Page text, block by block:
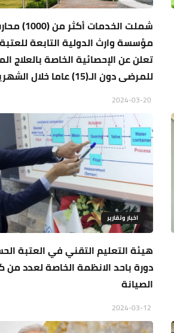
شملت
مؤسسة وارث الدولية التابعة
تعلن عن الإحصائية الخاصة بالعلاج
للمرضى دون الـ(15) عاما خلال الشهرين الماضيين
اخبار وتقارير
هيئة التعليم التقني في العتبة
دورة باحد الانظمة الخاصة لعدد من
الصيانة